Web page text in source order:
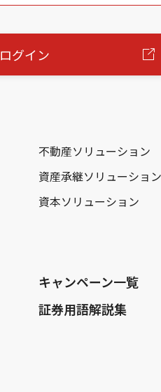
ログイン
不動産ソリューション
資産承継ソリューション
資本ソリューション
キャンペーン一覧
証券用語解説集